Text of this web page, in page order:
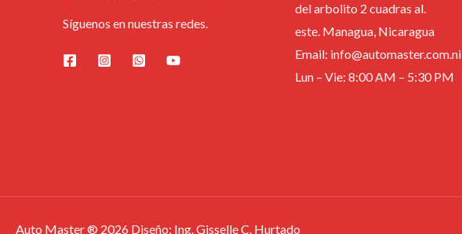
Síguenos en nuestras redes.
del arbolito 2 cuadras al.
este. Managua, Nicaragua
Email: info@automaster.com.ni
Lun – Vie: 8:00 AM – 5:30 PM
Auto Master ® 2026 Diseño: Ing. Gisselle C. Hurtado